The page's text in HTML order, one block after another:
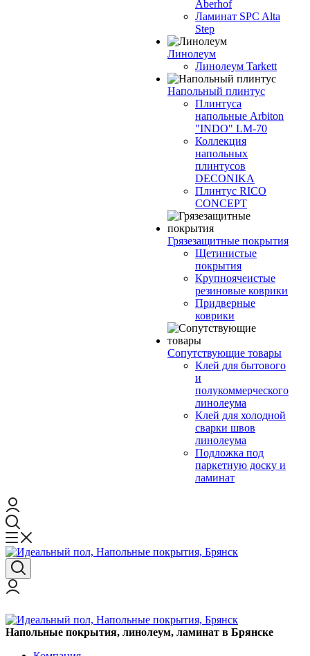
Aberhof
Ламинат SPC Alta
Step
Линолеум
Линолеум Tarkett
Напольный плинтус
Плинтуса
напольные Arbiton
"INDO" LM-70
Коллекция
напольных
плинтусов
DECONIKA
Плинтус RICO
CONCEPT
Грязезащитные покрытия
Щетинистые
покрытия
Крупноячеистые
резиновые коврики
Придверные
коврики
Сопутствующие товары
Клей для бытового
и
полукоммерческого
линолеума
Клей для холодной
сварки швов
линолеума
Подложка под
паркетную доску и
ламинат
Напольные покрытия, линолеум, ламинат в Брянске